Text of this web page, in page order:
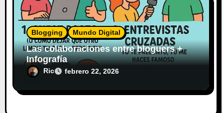
Blogging Mundo Digital
Las colaboraciones entre bloguers +
Infografía
Ric febrero 22, 2026